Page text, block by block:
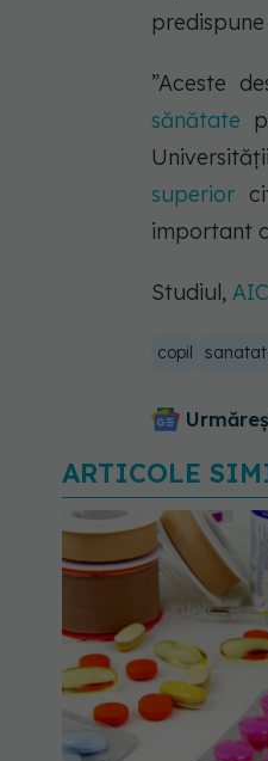
”Aceste
sănătate
superior
important
Studiul,
copil
ARTICOLE